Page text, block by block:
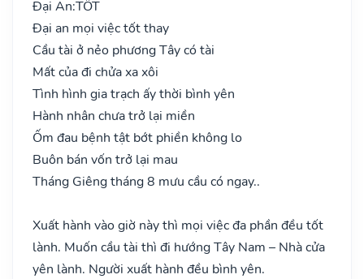
Đại An:TỐT
Đại an mọi việc tốt thay
Cầu tài ở nẻo phương Tây có tài
Mất của đi chửa xa xôi
Tình hình gia trạch ấy thời bình yên
Hành nhân chưa trở lại miền
Ốm đau bệnh tật bớt phiền không lo
Buôn bán vốn trở lại mau
Tháng Giêng tháng 8 mưu cầu có ngay..
Xuất hành vào giờ này thì mọi việc đa phần đều tốt
lành. Muốn cầu tài thì đi hướng Tây Nam – Nhà cửa
yên lành. Người xuất hành đều bình yên.